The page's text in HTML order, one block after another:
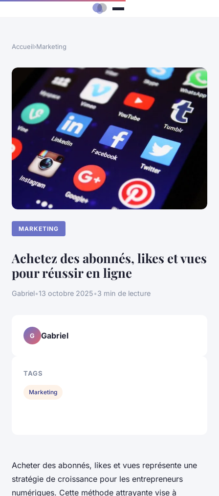
Accueil›Marketing
MARKETING
Achetez des abonnés, likes et vues
pour réussir en ligne
Gabriel•13 octobre 2025•3 min de lecture
Acheter des abonnés, likes et vues représente une
stratégie de croissance pour les entrepreneurs
numériques. Cette méthode attrayante vise à
G Gabriel
TAGS
Marketing